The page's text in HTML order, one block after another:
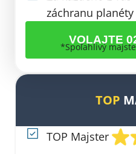
záchranu planéty
VOLAJTE
*Spoľahlivý
TOP
TOP Majster